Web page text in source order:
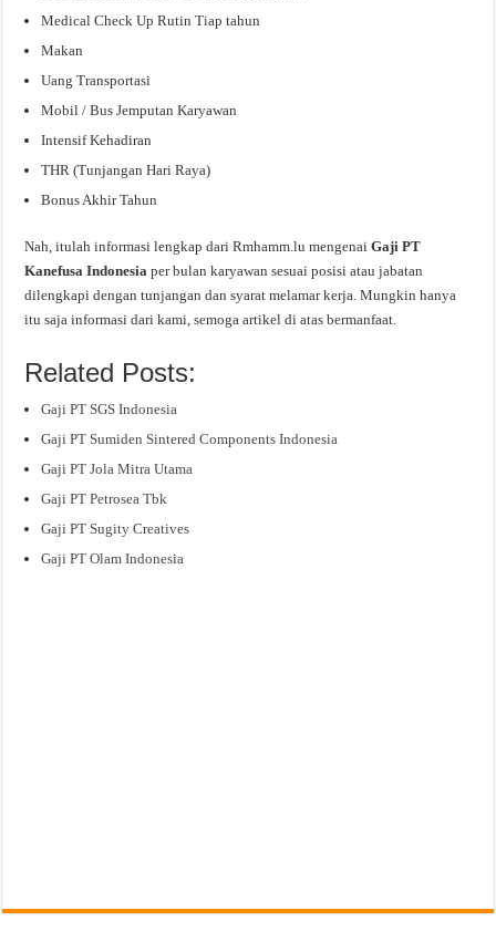
Medical Check Up Rutin Tiap tahun
Makan
Uang Transportasi
Mobil / Bus Jemputan Karyawan
Intensif Kehadiran
THR (Tunjangan Hari Raya)
Bonus Akhir Tahun
Nah, itulah informasi lengkap dari Rmhamm.lu mengenaiGaji PT
Kanefusa Indonesiaper bulan karyawan sesuai posisi atau jabatan
dilengkapi dengan tunjangan dan syarat melamar kerja. Mungkin hanya
itu saja informasi dari kami, semoga artikel di atas bermanfaat.
Related Posts:
Gaji PT SGS Indonesia
Gaji PT Sumiden Sintered Components Indonesia
Gaji PT Jola Mitra Utama
Gaji PT Petrosea Tbk
Gaji PT Sugity Creatives
Gaji PT Olam Indonesia